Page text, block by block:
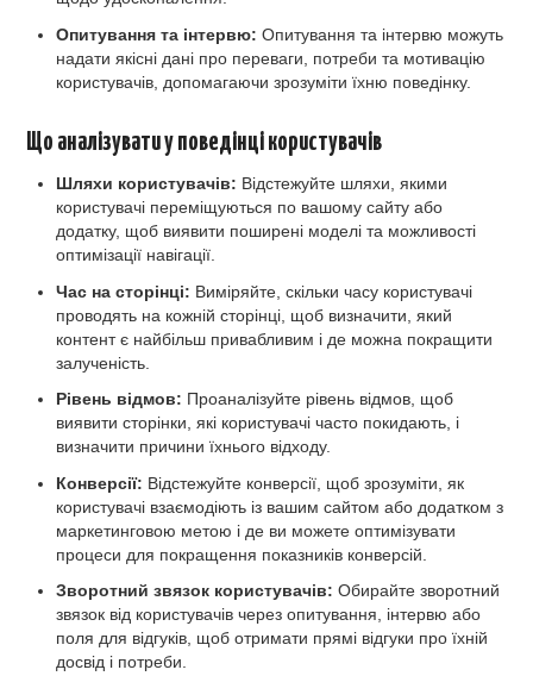
Опитування та інтервю: Опитування та інтервю можуть
надати якісні дані про переваги, потреби та мотивацію
користувачів, допомагаючи зрозуміти їхню поведінку.
Що аналізувати у поведінці користувачів
Шляхи користувачів: Відстежуйте шляхи, якими
користувачі переміщуються по вашому сайту або
додатку, щоб виявити поширені моделі та можливості
оптимізації навігації.
Час на сторінці: Виміряйте, скільки часу користувачі
проводять на кожній сторінці, щоб визначити, який
контент є найбільш привабливим і де можна покращити
залученість.
Рівень відмов: Проаналізуйте рівень відмов, щоб
виявити сторінки, які користувачі часто покидають, і
визначити причини їхнього відходу.
Конверсії: Відстежуйте конверсії, щоб зрозуміти, як
користувачі взаємодіють із вашим сайтом або додатком з
маркетинговою метою і де ви можете оптимізувати
процеси для покращення показників конверсій.
Зворотний звязок користувачів: Обирайте зворотний
звязок від користувачів через опитування, інтервю або
поля для відгуків, щоб отримати прямі відгуки про їхній
досвід і потреби.